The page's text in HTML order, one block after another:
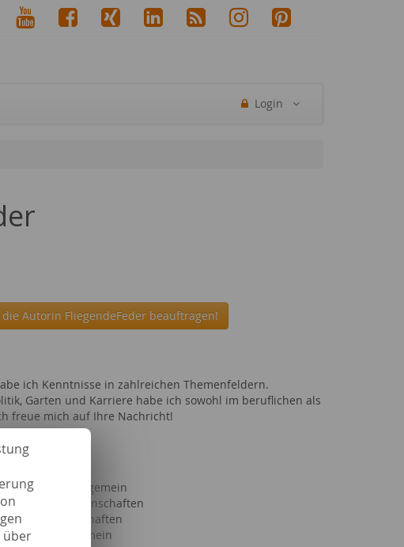
über
Login
Autorin FliegendeFeder beauftragen!
ich Kenntnisse in zahlreichen Themenfeldern.
Garten und Karriere habe ich sowohl im beruflichen als
freue mich auf Ihre Nachricht!
Wissenschaft allgemein
Wirtschaftswissenschaften
Geisteswissenschaften
Tourismus allgemein